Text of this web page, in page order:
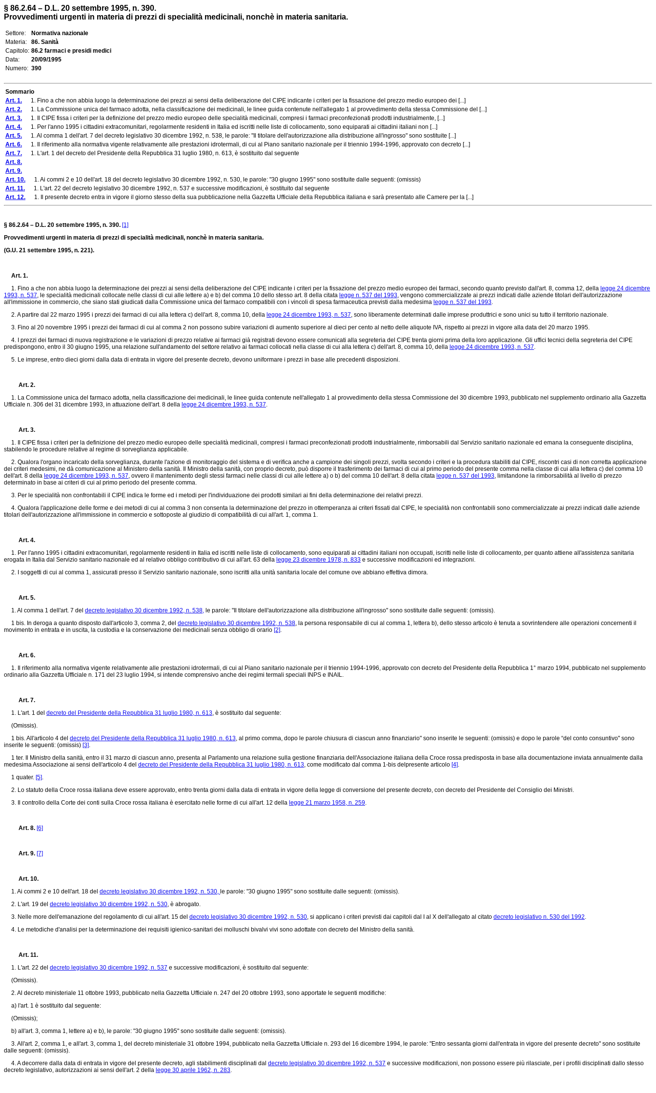
§ 86.2.64 – D.L. 20 settembre 1995, n. 390.
Provvedimenti urgenti in materia di prezzi di specialità medicinali, nonchè in materia sanitaria.
Settore:
Normativa nazionale
Materia:
86. Sanità
Capitolo: 86.2 farmaci e presidi medici
Data:
20/09/1995
Numero: 390
Sommario
Art. 1. 1. Fino a che non abbia luogo la determinazione dei prezzi ai sensi della deliberazione del CIPE indicante i criteri per la fissazione del prezzo medio europeo dei [...]
Art. 2. 1. La Commissione unica del farmaco adotta, nella classificazione dei medicinali, le linee guida contenute nell'allegato 1 al provvedimento della stessa Commissione del [...]
Art. 3. 1. Il CIPE fissa i criteri per la definizione del prezzo medio europeo delle specialità medicinali, compresi i farmaci preconfezionati prodotti industrialmente, [...]
Art. 4. 1. Per l'anno 1995 i cittadini extracomunitari, regolarmente residenti in Italia ed iscritti nelle liste di collocamento, sono equiparati ai cittadini italiani non [...]
Art. 5. 1. Al comma 1 dell'art. 7 del decreto legislativo 30 dicembre 1992, n. 538, le parole: "Il titolare dell'autorizzazione alla distribuzione all'ingrosso" sono sostituite [...]
Art. 6. 1. Il riferimento alla normativa vigente relativamente alle prestazioni idrotermali, di cui al Piano sanitario nazionale per il triennio 1994-1996, approvato con decreto [...]
Art. 7. 1. L'art. 1 del decreto del Presidente della Repubblica 31 luglio 1980, n. 613, è sostituito dal seguente
Art. 8.
Art. 9.
Art. 10. 1. Ai commi 2 e 10 dell'art. 18 del decreto legislativo 30 dicembre 1992, n. 530, le parole: "30 giugno 1995" sono sostituite dalle seguenti: (omissis)
Art. 11. 1. L'art. 22 del decreto legislativo 30 dicembre 1992, n. 537 e successive modificazioni, è sostituito dal seguente
Art. 12. 1. Il presente decreto entra in vigore il giorno stesso della sua pubblicazione nella Gazzetta Ufficiale della Repubblica italiana e sarà presentato alle Camere per la [...]
§ 86.2.64 – D.L. 20 settembre 1995, n. 390. [1]
Provvedimenti urgenti in materia di prezzi di specialità medicinali, nonchè in materia sanitaria.
(G.U. 21 settembre 1995, n. 221).
Art. 1.
1. Fino a che non abbia luogo la determinazione dei prezzi ai sensi della deliberazione del CIPE indicante i criteri per la fissazione del prezzo medio europeo dei farmaci, secondo quanto previsto dall'art. 8, comma 12, della legge 24 dicembre
1993, n. 537, le specialità medicinali collocate nelle classi di cui alle lettere a) e b) del comma 10 dello stesso art. 8 della citata legge n. 537 del 1993, vengono commercializzate ai prezzi indicati dalle aziende titolari dell'autorizzazione
all'immissione in commercio, che siano stati giudicati dalla Commissione unica del farmaco compatibili con i vincoli di spesa farmaceutica previsti dalla medesima legge n. 537 del 1993.
2. A partire dal 22 marzo 1995 i prezzi dei farmaci di cui alla lettera c) dell'art. 8, comma 10, della legge 24 dicembre 1993, n. 537, sono liberamente determinati dalle imprese produttrici e sono unici su tutto il territorio nazionale.
3. Fino al 20 novembre 1995 i prezzi dei farmaci di cui al comma 2 non possono subire variazioni di aumento superiore al dieci per cento al netto delle aliquote IVA, rispetto ai prezzi in vigore alla data del 20 marzo 1995.
4. I prezzi dei farmaci di nuova registrazione e le variazioni di prezzo relative ai farmaci già registrati devono essere comunicati alla segreteria del CIPE trenta giorni prima della loro applicazione. Gli uffici tecnici della segreteria del CIPE
predispongono, entro il 30 giugno 1995, una relazione sull'andamento del settore relativo ai farmaci collocati nella classe di cui alla lettera c) dell'art. 8, comma 10, della legge 24 dicembre 1993, n. 537.
5. Le imprese, entro dieci giorni dalla data di entrata in vigore del presente decreto, devono uniformare i prezzi in base alle precedenti disposizioni.
Art. 2.
1. La Commissione unica del farmaco adotta, nella classificazione dei medicinali, le linee guida contenute nell'allegato 1 al provvedimento della stessa Commissione del 30 dicembre 1993, pubblicato nel supplemento ordinario alla Gazzetta
Ufficiale n. 306 del 31 dicembre 1993, in attuazione dell'art. 8 della legge 24 dicembre 1993, n. 537.
Art. 3.
1. Il CIPE fissa i criteri per la definizione del prezzo medio europeo delle specialità medicinali, compresi i farmaci preconfezionati prodotti industrialmente, rimborsabili dal Servizio sanitario nazionale ed emana la conseguente disciplina,
stabilendo le procedure relative al regime di sorveglianza applicabile.
2. Qualora l'organo incaricato della sorveglianza, durante l'azione di monitoraggio del sistema e di verifica anche a campione dei singoli prezzi, svolta secondo i criteri e la procedura stabiliti dal CIPE, riscontri casi di non corretta applicazione
dei criteri medesimi, ne dà comunicazione al Ministero della sanità. Il Ministro della sanità, con proprio decreto, può disporre il trasferimento dei farmaci di cui al primo periodo del presente comma nella classe di cui alla lettera c) del comma 10
dell'art. 8 della legge 24 dicembre 1993, n. 537, ovvero il mantenimento degli stessi farmaci nelle classi di cui alle lettere a) o b) del comma 10 dell'art. 8 della citata legge n. 537 del 1993, limitandone la rimborsabilità al livello di prezzo
determinato in base ai criteri di cui al primo periodo del presente comma.
3. Per le specialità non confrontabili il CIPE indica le forme ed i metodi per l'individuazione dei prodotti similari ai fini della determinazione dei relativi prezzi.
4. Qualora l'applicazione delle forme e dei metodi di cui al comma 3 non consenta la determinazione del prezzo in ottemperanza ai criteri fissati dal CIPE, le specialità non confrontabili sono commercializzate ai prezzi indicati dalle aziende
titolari dell'autorizzazione all'immissione in commercio e sottoposte al giudizio di compatibilità di cui all'art. 1, comma 1.
Art. 4.
1. Per l'anno 1995 i cittadini extracomunitari, regolarmente residenti in Italia ed iscritti nelle liste di collocamento, sono equiparati ai cittadini italiani non occupati, iscritti nelle liste di collocamento, per quanto attiene all'assistenza sanitaria
erogata in Italia dal Servizio sanitario nazionale ed al relativo obbligo contributivo di cui all'art. 63 della legge 23 dicembre 1978, n. 833 e successive modificazioni ed integrazioni.
2. I soggetti di cui al comma 1, assicurati presso il Servizio sanitario nazionale, sono iscritti alla unità sanitaria locale del comune ove abbiano effettiva dimora.
Art. 5.
1. Al comma 1 dell'art. 7 del decreto legislativo 30 dicembre 1992, n. 538, le parole: "Il titolare dell'autorizzazione alla distribuzione all'ingrosso" sono sostituite dalle seguenti: (omissis).
1 bis. In deroga a quanto disposto dall'articolo 3, comma 2, del decreto legislativo 30 dicembre 1992, n. 538, la persona responsabile di cui al comma 1, lettera b), dello stesso articolo è tenuta a sovrintendere alle operazioni concernenti il
movimento in entrata e in uscita, la custodia e la conservazione dei medicinali senza obbligo di orario [2].
Art. 6.
1. Il riferimento alla normativa vigente relativamente alle prestazioni idrotermali, di cui al Piano sanitario nazionale per il triennio 1994-1996, approvato con decreto del Presidente della Repubblica 1° marzo 1994, pubblicato nel supplemento
ordinario alla Gazzetta Ufficiale n. 171 del 23 luglio 1994, si intende comprensivo anche dei regimi termali speciali INPS e INAIL.
Art. 7.
1. L'art. 1 del decreto del Presidente della Repubblica 31 luglio 1980, n. 613, è sostituito dal seguente:
(Omissis).
1 bis. All'articolo 4 del decreto del Presidente della Repubblica 31 luglio 1980, n. 613, al primo comma, dopo le parole chiusura di ciascun anno finanziario" sono inserite le seguenti: (omissis) e dopo le parole “del conto consuntivo" sono
inserite le seguenti: (omissis) [3].
1 ter. Il Ministro della sanità, entro il 31 marzo di ciascun anno, presenta al Parlamento una relazione sulla gestione finanziaria dell'Associazione italiana della Croce rossa predisposta in base alla documentazione inviata annualmente dalla
medesima Associazione ai sensi dell'articolo 4 del decreto del Presidente della Repubblica 31 luglio 1980, n. 613, come modificato dal comma 1-bis delpresente articolo [4].
1 quater. [5].
2. Lo statuto della Croce rossa italiana deve essere approvato, entro trenta giorni dalla data di entrata in vigore della legge di conversione del presente decreto, con decreto del Presidente del Consiglio dei Ministri.
3. Il controllo della Corte dei conti sulla Croce rossa italiana è esercitato nelle forme di cui all'art. 12 della legge 21 marzo 1958, n. 259.
Art. 8. [6]
Art. 9. [7]
Art. 10.
1. Ai commi 2 e 10 dell'art. 18 del decreto legislativo 30 dicembre 1992, n. 530, le parole: "30 giugno 1995" sono sostituite dalle seguenti: (omissis).
2. L'art. 19 del decreto legislativo 30 dicembre 1992, n. 530, è abrogato.
3. Nelle more dell'emanazione del regolamento di cui all'art. 15 del decreto legislativo 30 dicembre 1992, n. 530, si applicano i criteri previsti dai capitoli dal I al X dell'allegato al citato decreto legislativo n. 530 del 1992.
4. Le metodiche d'analisi per la determinazione dei requisiti igienico-sanitari dei molluschi bivalvi vivi sono adottate con decreto del Ministro della sanità.
Art. 11.
1. L'art. 22 del decreto legislativo 30 dicembre 1992, n. 537 e successive modificazioni, è sostituito dal seguente:
(Omissis).
2. Al decreto ministeriale 11 ottobre 1993, pubblicato nella Gazzetta Ufficiale n. 247 del 20 ottobre 1993, sono apportate le seguenti modifiche:
a) l'art. 1 è sostituito dal seguente:
(Omissis);
b) all'art. 3, comma 1, lettere a) e b), le parole: "30 giugno 1995" sono sostituite dalle seguenti: (omissis).
3. All'art. 2, comma 1, e all'art. 3, comma 1, del decreto ministeriale 31 ottobre 1994, pubblicato nella Gazzetta Ufficiale n. 293 del 16 dicembre 1994, le parole: "Entro sessanta giorni dall'entrata in vigore del presente decreto" sono sostituite
dalle seguenti: (omissis).
4. A decorrere dalla data di entrata in vigore del presente decreto, agli stabilimenti disciplinati dal decreto legislativo 30 dicembre 1992, n. 537 e successive modificazioni, non possono essere più rilasciate, per i profili disciplinati dallo stesso
decreto legislativo, autorizzazioni ai sensi dell'art. 2 della legge 30 aprile 1962, n. 283.